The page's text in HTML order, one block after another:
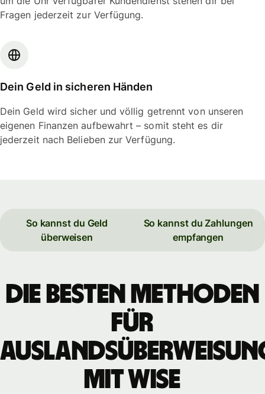
Fragen jederzeit zur Verfügung.
Dein Geld in sicheren Händen
Dein Geld wird sicher und völlig getrennt von unseren
eigenen Finanzen aufbewahrt – somit steht es dir
jederzeit nach Belieben zur Verfügung.
So kannst du Geld
überweisen
So kannst du Zahlungen
empfangen
Die besten Methoden
für
mit WISE